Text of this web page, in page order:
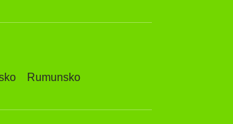
Rumunsko